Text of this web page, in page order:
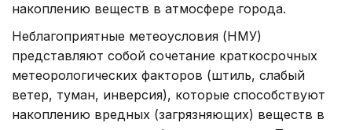
накоплению веществ в атмосфере города.
Неблагоприятные метеоусловия (НМУ)
представляют собой сочетание краткосрочных
метеорологических факторов (штиль, слабый
ветер, туман, инверсия), которые способствуют
накоплению вредных (загрязняющих) веществ в